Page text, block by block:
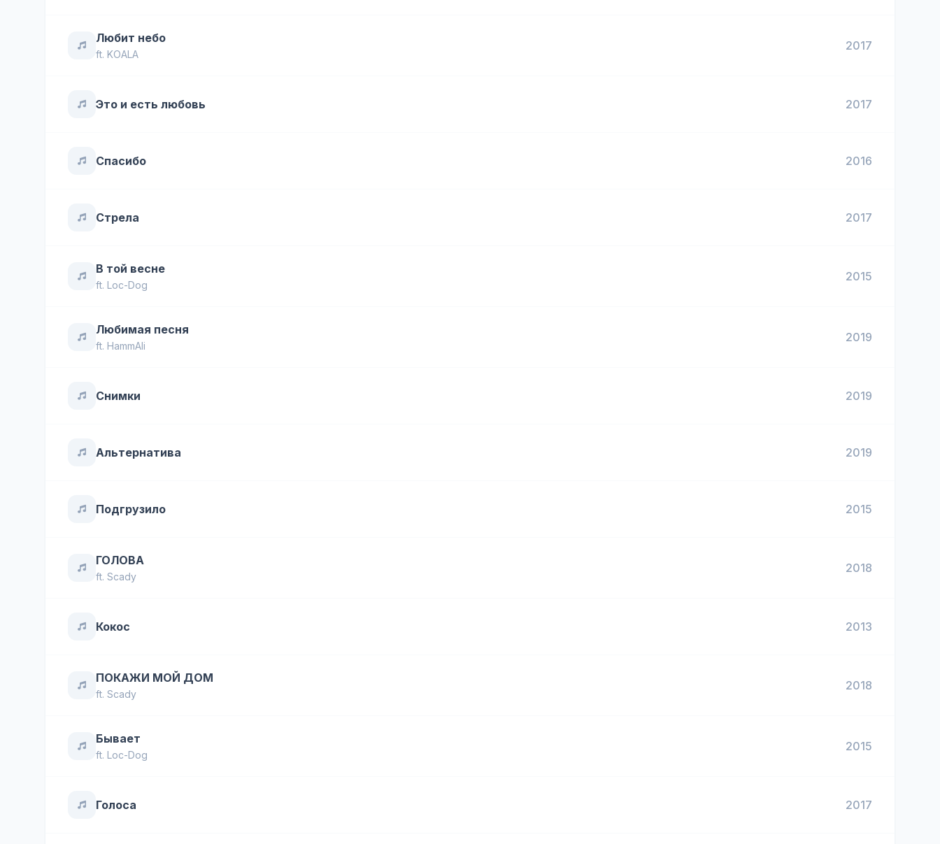
Любит небо
ft. KOALA
2017
Это и есть любовь 2017
Спасибо 2016
Стрела 2017
В той весне
ft. Loc-Dog
2015
Любимая песня
ft. HammAli
2019
Снимки 2019
Альтернатива 2019
Подгрузило 2015
ГОЛОВА
ft. Scady
2018
Кокос 2013
ПОКАЖИ МОЙ ДОМ
ft. Scady
2018
Бывает
ft. Loc-Dog
2015
Голоса 2017